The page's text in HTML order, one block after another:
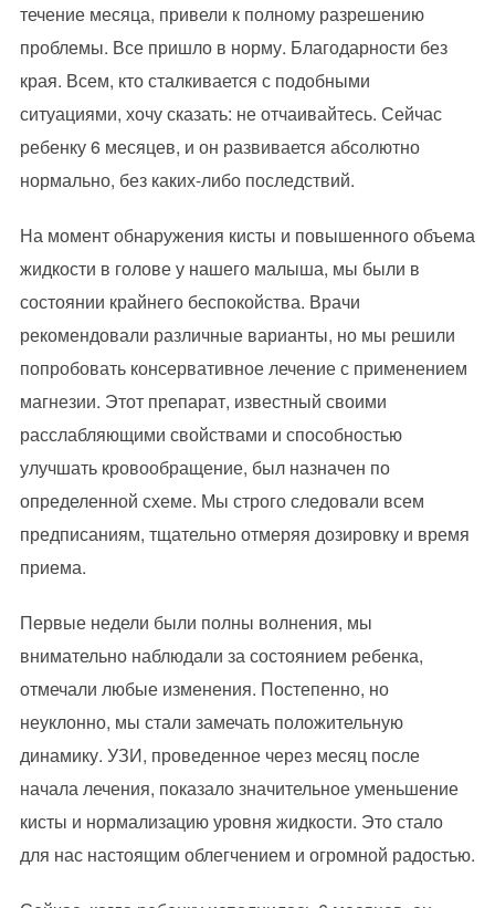
течение месяца, привели к полному разрешению
проблемы. Все пришло в норму. Благодарности без
края. Всем, кто сталкивается с подобными
ситуациями, хочу сказать: не отчаивайтесь. Сейчас
ребенку 6 месяцев, и он развивается абсолютно
нормально, без каких-либо последствий.
На момент обнаружения кисты и повышенного объема
жидкости в голове у нашего малыша, мы были в
состоянии крайнего беспокойства. Врачи
рекомендовали различные варианты, но мы решили
попробовать консервативное лечение с применением
магнезии. Этот препарат, известный своими
расслабляющими свойствами и способностью
улучшать кровообращение, был назначен по
определенной схеме. Мы строго следовали всем
предписаниям, тщательно отмеряя дозировку и время
приема.
Первые недели были полны волнения, мы
внимательно наблюдали за состоянием ребенка,
отмечали любые изменения. Постепенно, но
неуклонно, мы стали замечать положительную
динамику. УЗИ, проведенное через месяц после
начала лечения, показало значительное уменьшение
кисты и нормализацию уровня жидкости. Это стало
для нас настоящим облегчением и огромной радостью.